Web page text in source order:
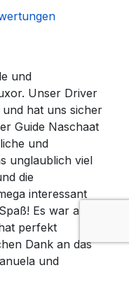
und
Unser Driver
hat uns sicher
Guide Naschaat
und
unglaublich viel
die
interessant
Es war alles
perfekt
Dank an das
und